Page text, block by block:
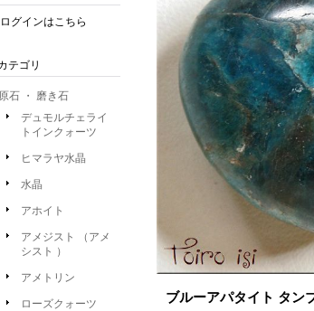
ログインはこちら
テゴリ
原石 ・ 磨き石
デュモルチェライ
トインクォーツ
ヒマラヤ水晶
水晶
アホイト
アメジスト （アメ
シスト ）
アメトリン
ローズクォーツ ブルーアパタイト タン